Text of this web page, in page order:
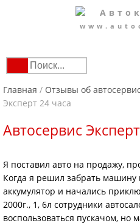
Главная / Отзывы об
Эксперт 24 часа
Автосервис
Я поставил авто на продажу,
Когда я решил забрать машину
аккумулятор и начались
2000г., 1, 6л сотрудники
воспользоваться пускачом, но